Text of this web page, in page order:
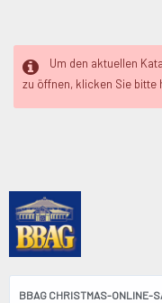
Um den aktuellen
zu öffnen, klicken Sie bitte
BBAG CHRISTMAS-ONLINE-